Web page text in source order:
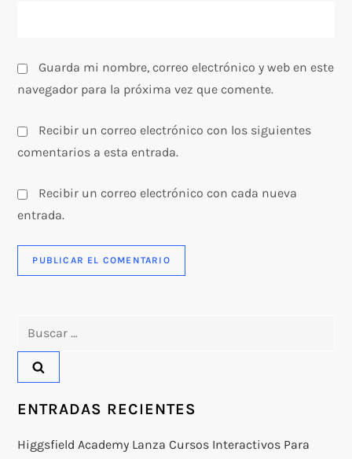
s
Guarda mi nombre, correo electrónico y web en este
navegador para la próxima vez que comente.
Recibir un correo electrónico con los siguientes
comentarios a esta entrada.
Recibir un correo electrónico con cada nueva
entrada.
ENTRADAS RECIENTES
Higgsfield Academy Lanza Cursos Interactivos Para